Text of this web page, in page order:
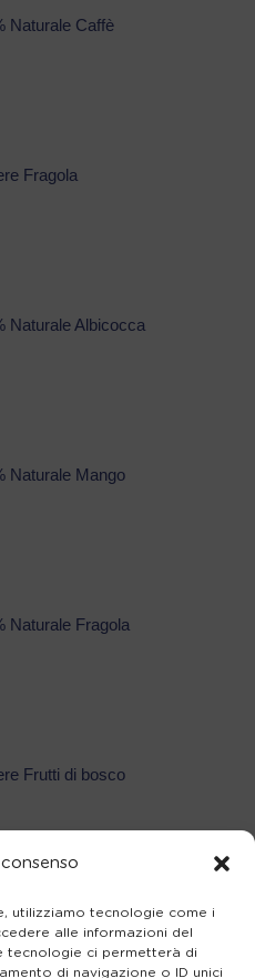
utilizziamo tecnologie come i
alle informazioni del
tecnologie ci permetterà di
di navigazione o ID unici
Naturale Caffè
Fragola
Naturale Albicocca
Naturale Mango
Naturale Fragola
Frutti di bosco
Pesca